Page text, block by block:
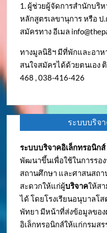
1. ผู้ช่วยผู้จัดการสำนักบริ
หลักสูตรเลขานุการ หรือ ป
สมัครทาง อีเมล
ทางมูลนิธิฯ มีที่พักและอาห
สนใจสมัครได้ด้วยตนเอง
468 , 038-416-426
ระบบบริจ
ระบบบริจาคอิเล็กทรอนิกส์
พัฒนาขึ้นเพื่อใช้ในการรอ
สถานศึกษา และศาสนสถา
สะดวกให้แก่ผู้บริจาคให้ส
ได้ โดยโรงเรียนอนุบาลโ
พัทยา มีหน้าที่ส่งข้อมูลขอ
อิเล็กทรอนิกส์ให้แก่กรมสร